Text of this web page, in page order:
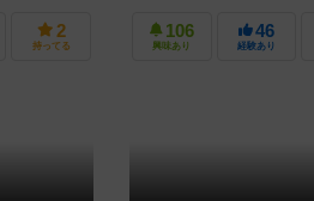
2
持ってる
106
興味あり
46
経験あり